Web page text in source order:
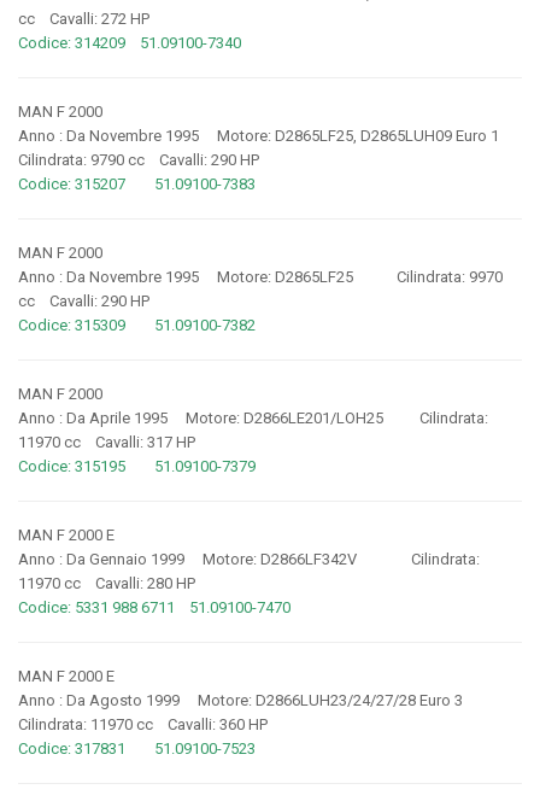
cc Cavalli: 272 HP
Codice: 314209 51.09100-7340
MAN F 2000
Anno : Da Novembre 1995 Motore: D2865LF25, D2865LUH09 Euro 1
Cilindrata: 9790 cc Cavalli: 290 HP
Codice: 315207 51.09100-7383
MAN F 2000
Anno : Da Novembre 1995 Motore: D2865LF25 Cilindrata: 9970
cc Cavalli: 290 HP
Codice: 315309 51.09100-7382
MAN F 2000
Anno : Da Aprile 1995 Motore: D2866LE201/LOH25 Cilindrata:
11970 cc Cavalli: 317 HP
Codice: 315195 51.09100-7379
MAN F 2000 E
Anno : Da Gennaio 1999 Motore: D2866LF342V Cilindrata:
11970 cc Cavalli: 280 HP
Codice: 5331 988 6711 51.09100-7470
MAN F 2000 E
Anno : Da Agosto 1999 Motore: D2866LUH23/24/27/28 Euro 3
Cilindrata: 11970 cc Cavalli: 360 HP
Codice: 317831 51.09100-7523